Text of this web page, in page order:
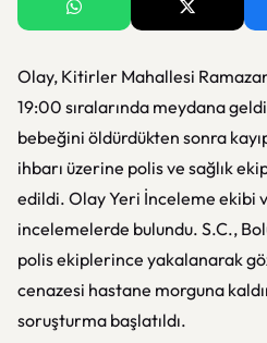
Olay, Kitirler Mahallesi
19:00 sıralarında meydana
bebeğini öldürdükten sonra
ihbarı üzerine polis ve sağlık
edildi. Olay Yeri İnceleme ekibi
incelemelerde bulundu. S.C.,
polis ekiplerince yakalanarak
cenazesi hastane morguna
soruşturma başlatıldı.